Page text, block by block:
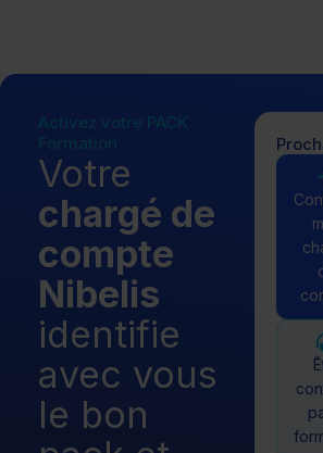
Activez votre PACK
Formation
Votre
chargé de
compte
Nibelis
identifie
avec vous
le bon